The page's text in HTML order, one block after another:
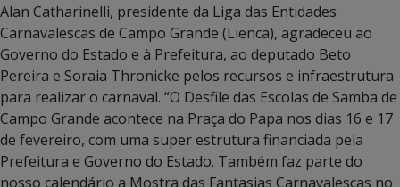
Alan Catharinelli, presidente da Liga das Entidades
Carnavalescas de Campo Grande (Lienca), agradeceu ao
Governo do Estado e à Prefeitura, ao deputado Beto
Pereira e Soraia Thronicke pelos recursos e infraestrutura
para realizar o carnaval. “O Desfile das Escolas de Samba de
Campo Grande acontece na Praça do Papa nos dias 16 e 17
de fevereiro, com uma super estrutura financiada pela
Prefeitura e Governo do Estado. Também faz parte do
nosso calendário a Mostra das Fantasias Carnavalescas no